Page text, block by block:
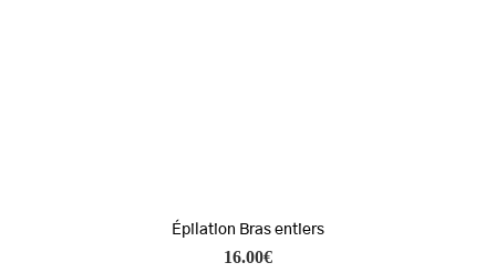
Épilation Bras entiers
16.00€